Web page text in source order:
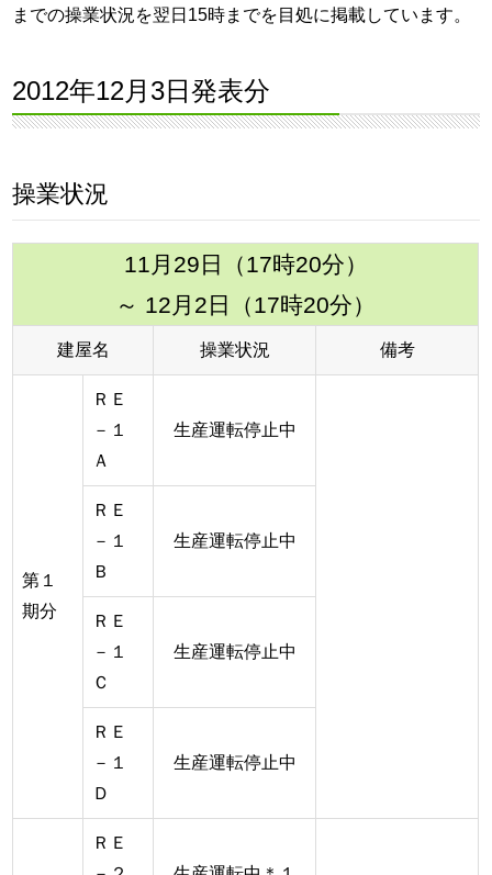
までの操業状況を翌日15時までを目処に掲載しています。
2012年12月3日発表分
操業状況
11月29日（17時20分）
～ 12月2日（17時20分）
建屋名 操業状況 備考
第１
期分
ＲＥ
－１
Ａ
生産運転停止中
ＲＥ
－１
Ｂ
生産運転停止中
ＲＥ
－１
Ｃ
生産運転停止中
ＲＥ
－１
Ｄ
生産運転停止中
ＲＥ